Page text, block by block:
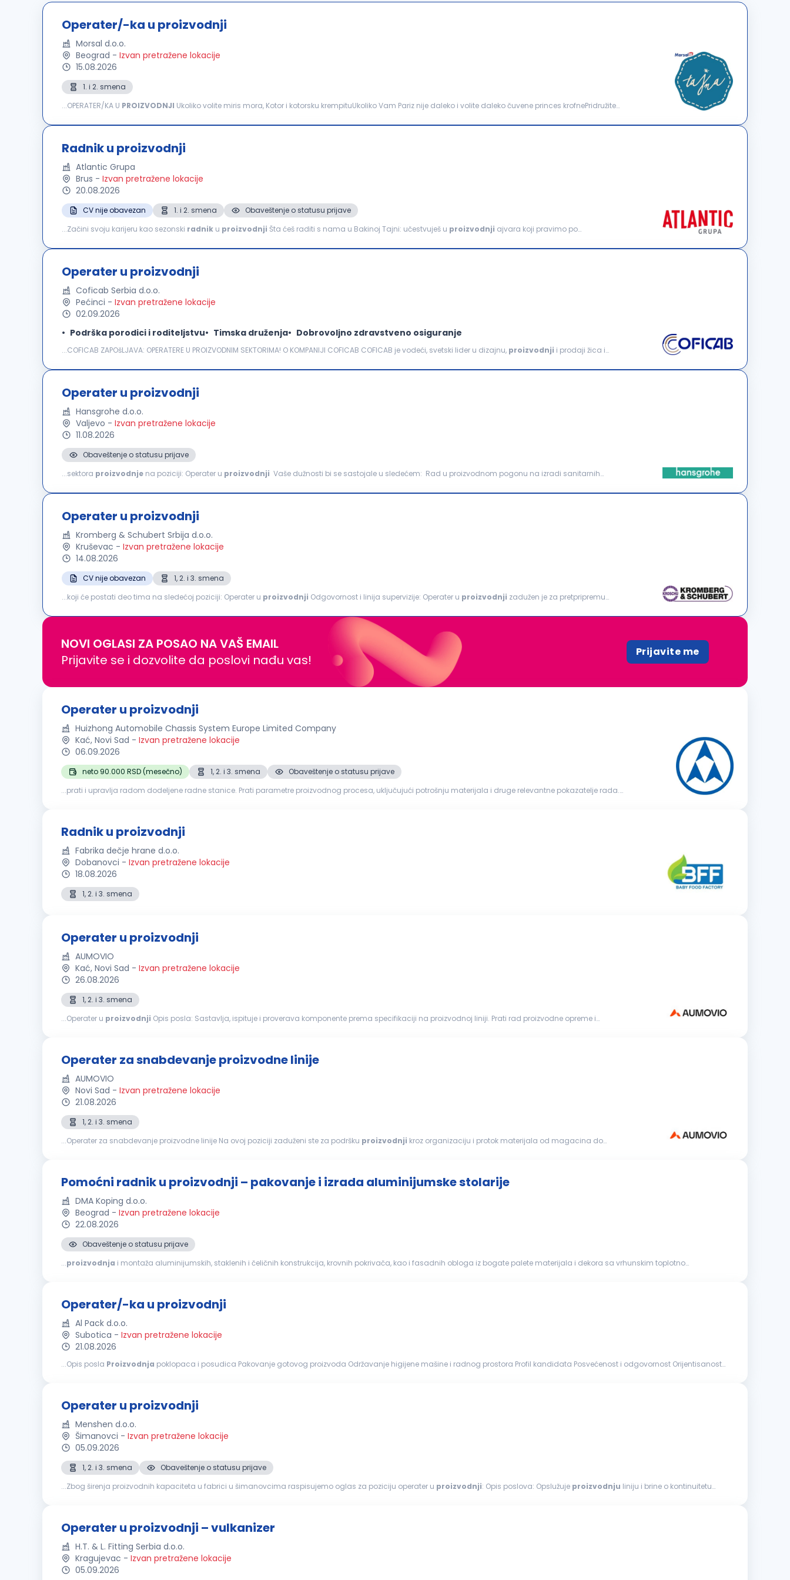
Operater/-ka u proizvodnji
Morsal d.o.o.
Beograd - Izvan pretražene lokacije
15.08.2026
1. i 2. smena
...OPERATER/KA U PROIZVODNJI Ukoliko volite miris mora, Kotor i kotorsku krempituUkoliko Vam Pariz nije daleko i volite daleko čuvene princes krofnePridružite
Radnik u proizvodnji
Atlantic Grupa
Brus - Izvan pretražene lokacije
20.08.2026
CV nije obavezan 1. i 2. smena
Obaveštenje o statusu prijave
...Začini svoju karijeru kao sezonski radnik u proizvodnji Šta ćeš raditi s nama u Bakinoj Tajni: učestvuješ u proizvodnji ajvara koji pravimo po
Operater u proizvodnji
Coficab Serbia d.o.o.
Pećinci - Izvan pretražene lokacije
02.09.2026
Podrška porodici i roditeljstvu
Timska druženja Dobrovoljno zdravstveno osiguranje
...COFICAB ZAPOšLJAVA: OPERATERE U PROIZVODNIM SEKTORIMA! O KOMPANIJI COFICAB COFICAB je vodeći, svetski lider u dizajnu, proizvodnji i prodaji žica i
Operater u proizvodnji
Hansgrohe d.o.o.
Valjevo - Izvan pretražene lokacije
11.08.2026
Obaveštenje o statusu prijave
...sektora proizvodnje na poziciji: Operater u proizvodnji Vaše dužnosti bi se sastojale u sledećem: Rad u proizvodnom pogonu na izradi sanitarnih
Operater u proizvodnji
Kromberg & Schubert Srbija d.o.o.
Kruševac - Izvan pretražene lokacije
14.08.2026
CV nije obavezan
1, 2. i 3. smena
...koji će postati deo tima na sledećoj poziciji: Operater u proizvodnji Odgovornost i linija supervizije: Operater u proizvodnji zadužen je za pretpripremu
NOVI OGLASI ZA POSAO NA VAŠ EMAIL
Prijavite se i dozvolite da poslovi nađu vas!
Prijavite me
Operater u proizvodnji
Huizhong Automobile Chassis System Europe Limited Company
Kać, Novi Sad - Izvan pretražene lokacije
06.09.2026
neto 90.000 RSD (mesečno) 1, 2. i 3. smena
Obaveštenje o statusu prijave
...prati i upravlja radom dodeljene radne stanice. Prati parametre proizvodnog procesa, uključujući potrošnju materijala i druge relevantne pokazatelje rada.
Radnik u proizvodnji
Fabrika dečje hrane d.o.o.
Dobanovci - Izvan pretražene lokacije
18.08.2026
1, 2. i 3. smena
Operater u proizvodnji
AUMOVIO
Kać, Novi Sad - Izvan pretražene lokacije
26.08.2026
1, 2. i 3. smena
...Operater u proizvodnji
Operater za snabdevanje proizvodne linije
AUMOVIO
Novi Sad - Izvan pretražene lokacije
21.08.2026
1, 2. i 3. smena
...Operater za snabdevanje proizvodne linije Na ovoj poziciji zaduženi ste za podršku proizvodnji kroz organizaciju i protok materijala od magacina do
Pomoćni radnik u proizvodnji – pakovanje i izrada aluminijumske stolarije
DMA Koping d.o.o.
Beograd - Izvan pretražene lokacije
22.08.2026
Obaveštenje o statusu prijave
...proizvodnja i montaža aluminijumskih, staklenih i čeličnih konstrukcija, krovnih pokrivača, kao i fasadnih obloga iz bogate palete materijala i dekora sa vrhunskim toplotno
Operater/-ka u proizvodnji
Al Pack d.o.o.
Subotica - Izvan pretražene lokacije
21.08.2026
...Opis posla Proizvodnja poklopaca i posudica Pakovanje gotovog proizvoda Održavanje higijene mašine i radnog prostora Profil kandidata Posvećenost i odgovornost Orijentisanost
Operater u proizvodnji
Menshen d.o.o.
Šimanovci - Izvan pretražene lokacije
05.09.2026
1, 2. i 3. smena
Obaveštenje o statusu prijave
...Zbog širenja proizvodnih kapaciteta u fabrici u šimanovcima raspisujemo oglas za poziciju operater u proizvodnji : Opis poslova: Opslužuje proizvodnju liniju i brine o kontinuitetu
Operater u proizvodnji – vulkanizer
H.T. & L. Fitting Serbia d.o.o.
Kragujevac - Izvan pretražene lokacije
05.09.2026